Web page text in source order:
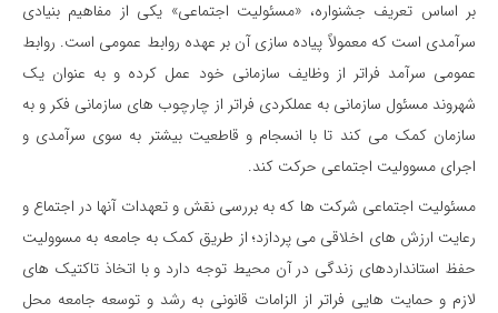
بر اساس تعریف جشنواره، «مسئولیت اجتماعی» یکی از مفاهیم بنیادی
سرآمدی است که معمولاً پیاده سازی آن بر عهده روابط عمومی است. روابط
عمومی سرآمد فراتر از وظایف سازمانی خود عمل کرده و به عنوان یک
شهروند مسئول سازمانی به عملکردی فراتر از چارچوب های سازمانی فکر و به
سازمان کمک می کند تا با انسجام و قاطعیت بیشتر به سوی سرآمدی و
اجرای مسوولیت اجتماعی حرکت کند.
مسئولیت اجتماعی شرکت ها که به بررسی نقش و تعهدات آنها در اجتماع و
رعایت ارزش های اخلاقی می پردازد؛ از طریق کمک به جامعه به مسوولیت
حفظ استانداردهای زندگی در آن محیط توجه دارد و با اتخاذ تاکتیک های
لازم و حمایت هایی فراتر از الزامات قانونی به رشد و توسعه جامعه محل